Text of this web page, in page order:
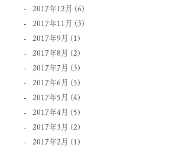
2017年12月 (6)
2017年11月 (3)
2017年9月 (1)
2017年8月 (2)
2017年7月 (3)
2017年6月 (5)
2017年5月 (4)
2017年4月 (5)
2017年3月 (2)
2017年2月 (1)